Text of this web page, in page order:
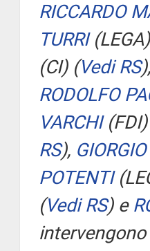
RICCARDO
TURRI
(CI) (Vedi RS)
RODOLFO
VARCHI
RS),
POTENTI
(Vedi RS)e